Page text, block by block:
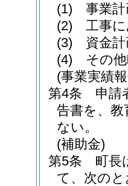
(1)
事業
(2)
工事
(3)
資金
(4)
その
(事業実績
第4条
申請
告書を、
ない。
(補助金)
第5条
町長
て、次の